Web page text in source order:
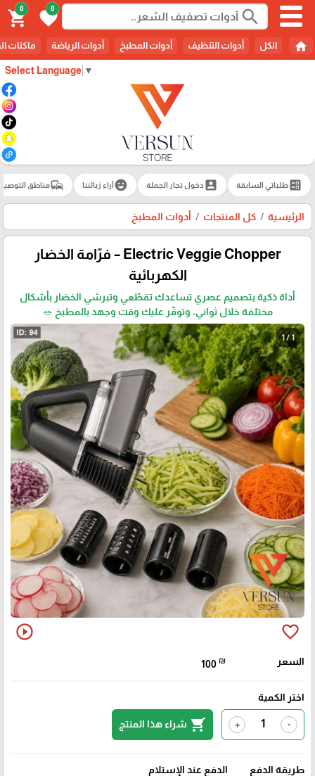
Select Language ▼
search
0
favorite
0
shopping_cart
home الكل أدوات التنظيف أدوات المطبخ أدوات الرياضة ماكنات
ballotطلباتي السابقة account_box دخول تجار الجملة emoji_emotionsآراء زبائننا commuteمناطق
الرئيسية كل المنتجات أدوات المطبخ
Electric Veggie Chopper – فرّامة الخضار
الكهربائية
أداة ذكية بتصميم عصري تساعدك تقطّعي وتبرشي الخضار بأشكال
مختلفة خلال ثواني، وتوفّر عليك وقت وجهد بالمطبخ 🥗
1 / 1
favorite_border
play_circle_outline
السعر 100 ₪
اختر الكمية
-
+
shopping_cart شراء هذا المنتج
طريقة الدفع
الدفع عند الإستلام